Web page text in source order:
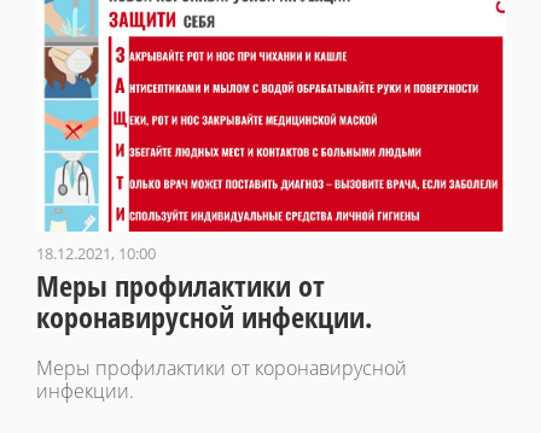
18.12.2021, 10:00
Меры профилактики от
коронавирусной инфекции.
Меры профилактики от коронавирусной
инфекции.